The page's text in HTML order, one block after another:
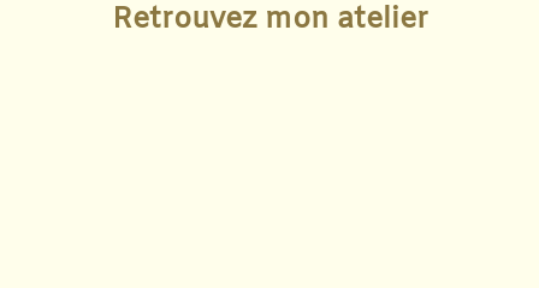
Retrouvez mon atelier